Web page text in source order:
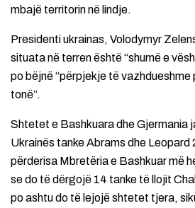
mbajë territorin në lindje.
Presidenti ukrainas, Volodymyr
situata në terren është “shumë e
po bëjnë “përpjekje të
tonë”.
Shtetet e Bashkuara dhe Gjermania
Ukrainës tanke Abrams dhe Leopard
përderisa Mbretëria e Bashkuar më
se do të dërgojë 14 tanke të llojit
po ashtu do të lejojë shtetet tjera,